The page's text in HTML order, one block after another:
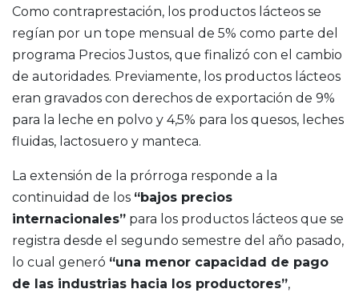
Como contraprestación, los productos lácteos se
regían por un tope mensual de 5% como parte del
programa Precios Justos, que finalizó con el cambio
de autoridades. Previamente, los productos lácteos
eran gravados con derechos de exportación de 9%
para la leche en polvo y 4,5% para los quesos, leches
fluidas, lactosuero y manteca.
La extensión de la prórroga responde a la
continuidad de los “bajos precios
internacionales” para los productos lácteos que se
registra desde el segundo semestre del año pasado,
lo cual generó “una menor capacidad de pago
de las industrias hacia los productores”,